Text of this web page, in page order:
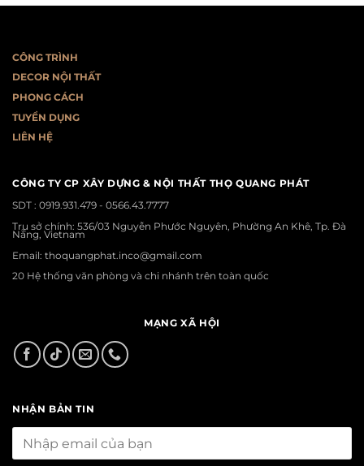
CÔNG TRÌNH
DECOR NỘI THẤT
PHONG CÁCH
TUYỂN DỤNG
LIÊN HỆ
CÔNG TY CP XÂY DỰNG & NỘI THẤT THỌ QUANG PHÁT
SDT : 0919.931.479 - 0566.43.7777
Trụ sở chính: 536/03 Nguyễn Phước Nguyên, Phường An Khê, Tp. Đà
Nẵng, Vietnam
Email: thoquangphat.inco@gmail.com
20 Hệ thống văn phòng và chi nhánh trên toàn quốc
MẠNG XÃ HỘI
NHẬN BẢN TIN